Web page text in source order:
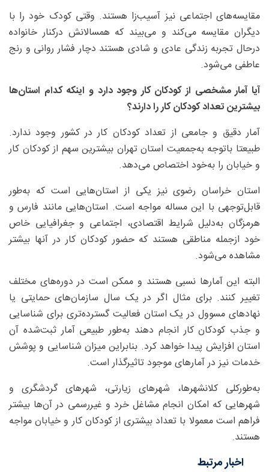
مقایسه‌های اجتماعی نیز آسیب‌زا هستند. وقتی کودک خود را با
دیگران مقایسه می‌کند و می‌بیند که همسالانش درکنار خانواده
درحال تجربه زندگی عادی و شادی هستند دچار فشار روانی و رنج
عاطفی می‌شود.
آیا آمار مشخصی از کودکان کار وجود دارد و اینکه کدام استان‌ها
بیشترین تعداد کودکان کار را دارند؟
آمار دقیق و جامعی از تعداد کودکان کار در کشور وجود ندارد.
طبیعتا باتوجه به‌جمعیت استان تهران بیشترین سهم از کودکان کار
و خیابان را به‌خود اختصاص می‌دهد.
استان خراسان رضوی نیز یکی از استان‌هایی است که به‌طور
قابل‌توجهی با این مساله مواجه است. استان‌هایی مانند فارس و
هرمزگان به‌دلیل شرایط اقتصادی، اجتماعی و جغرافیایی خاص
خود ازجمله مناطقی هستند که حضور کودکان کار در آنها بیشتر
مشاهده می‌شود.
البته این آمارها نسبی هستند و ممکن است در دوره‌های مختلف
تغییر کنند. برای مثال اگر در یک سال سازمان‌های حمایتی یا
نهادهای مسوول در یک استان فعالیت گسترده‌تری برای شناسایی
و جذب کودکان کار انجام دهند به‌طور طبیعی آمار ثبت‌شده آن
استان افزایش پیدا خواهد کرد. بنابراین میزان شناسایی و پوشش
خدمات نیز در آمارهای موجود تاثیرگذار است.
به‌طورکلی کلانشهرها، شهرهای زیارتی، شهرهای گردشگری و
شهرهایی که امکان انجام مشاغل خرد و غیررسمی در آن‌ها بیشتر
فراهم است معمولا با تعداد بیشتری از کودکان کار و خیابان مواجه
هستند.
اخبار مرتبط